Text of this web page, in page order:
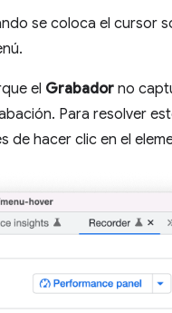
se coloca el cursor
el Grabador no
Para resolver
hacer clic en el